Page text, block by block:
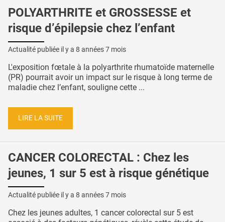
POLYARTHRITE et GROSSESSE et
risque d’épilepsie chez l’enfant
Actualité publiée il y a 8 années 7 mois
L'exposition fœtale à la polyarthrite rhumatoïde maternelle
(PR) pourrait avoir un impact sur le risque à long terme de
maladie chez l’enfant, souligne cette ...
LIRE LA SUITE
CANCER COLORECTAL : Chez les
jeunes, 1 sur 5 est à risque génétique
Actualité publiée il y a 8 années 7 mois
Chez les jeunes adultes, 1 cancer colorectal sur 5 est